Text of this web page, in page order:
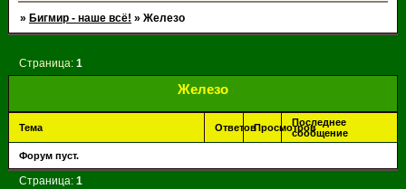
»Бигмир - наше всё! »Железо
Железо
Страница:1
Тема ОтветовПросмотровПоследнее
сообщение
Форум пуст.
Страница:1